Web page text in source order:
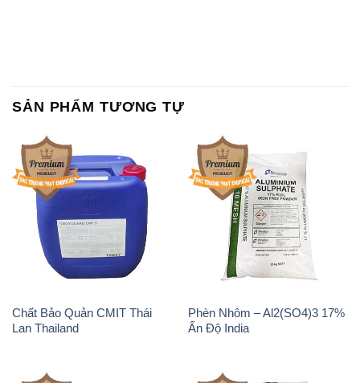
SẢN PHẨM TƯƠNG TỰ
Chất Bảo Quản CMIT Thái
Lan Thailand
Phèn Nhôm – Al2(SO4)3 17%
Ấn Độ India